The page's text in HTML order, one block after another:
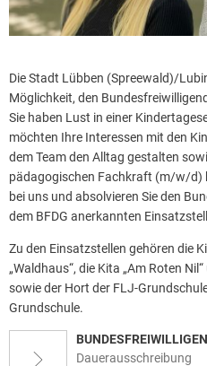
Die Stadt Lübben (Spreewald)/
Möglichkeit, den
Sie haben Lust in einer
möchten Ihre Interessen mit den
dem Team den Alltag gestalten
pädagogischen Fachkraft (m/w/d)
bei uns und absolvieren Sie den
dem BFDG anerkannten
Zu den Einsatzstellen gehören die
„Waldhaus“, die Kita „Am Roten
sowie der Hort der FLJ-
Grundschule.
Dauerausschreibung